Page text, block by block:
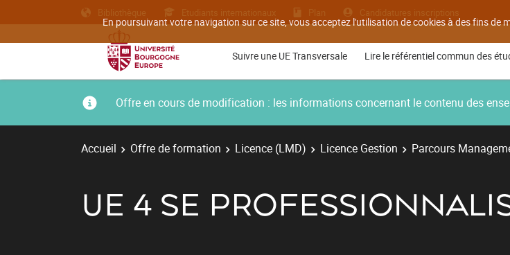
En poursuivant votre navigation sur ce site, vous acceptez l'utilisation de cookies à des fins de
Bibliothèque Etudiants internationaux Plan Candidatures inscriptions
Suivre une UE Transversale Lire le référentiel commun des
Offre en cours de modification : les informations concernant le contenu des
Accueil Offre de formation Licence (LMD) Licence Gestion Parcours
UE 4 SE